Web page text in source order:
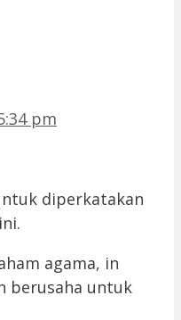
pm
diperkatakan
agama, in
berusaha untuk